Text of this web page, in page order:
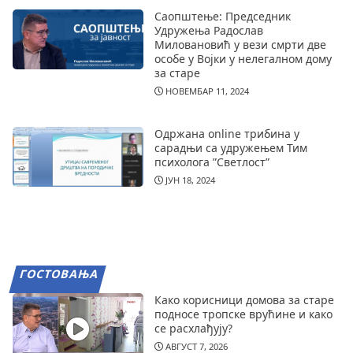
Саопштење: Председник
Удружења Радослав
Миловановић у вези смрти две
особе у Војки у нелегалном дому
за старе
НОВЕМБАР 11, 2024
Одржана online трибина у
сарадњи са удружењем Тим
психолога ”Светлост”
ЈУН 18, 2024
ГОСТОВАЊА
Како корисници домова за старе
подносе тропске врућине и како
се расхлађују?
АВГУСТ 7, 2026